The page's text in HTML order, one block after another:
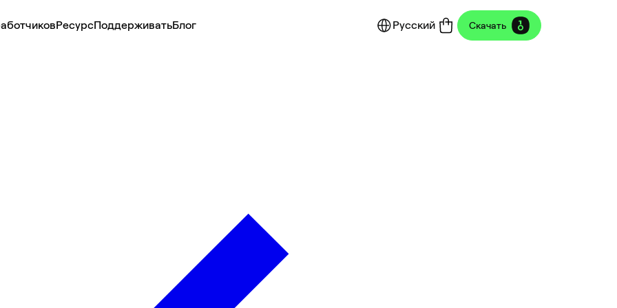
РесурсПоддерживатьБлог Русский Скачать